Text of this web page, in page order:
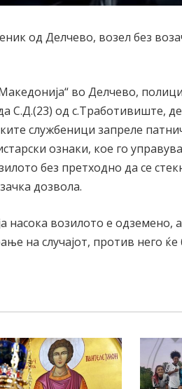
од Делчево, возел без
во Делчево,
С.Д.(23) од с.Тработивиште,
службеници запреле
ознаки, кое го
без претходно да се
дозвола.
насока возилото е одземено,
на случајот, против него